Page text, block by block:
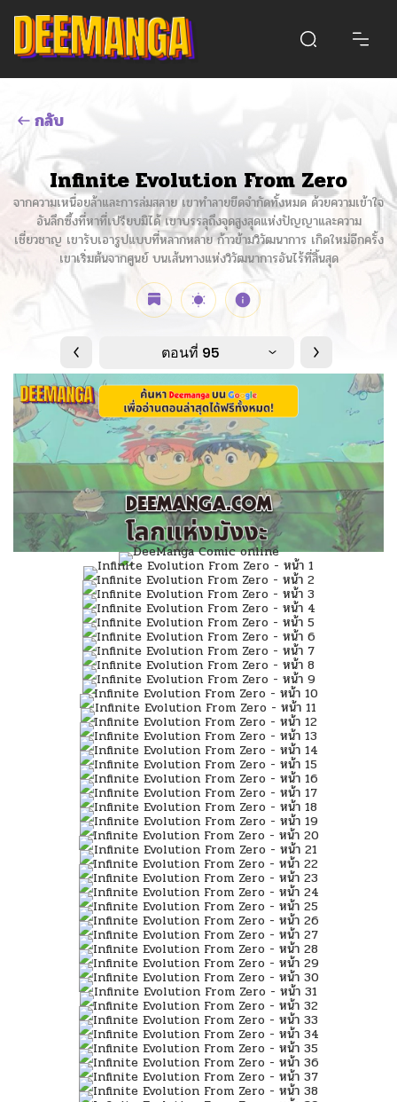
กลับ
Infinite Evolution From Zero
จากความเหนื่อยล้าและการล่มสลาย เขาทำลายขีดจำกัดทั้งหมด ด้วยความเข้าใจ
อันลึกซึ้งที่หาที่เปรียบมิได้ เขาบรรลุถึงจุดสูงสุดแห่งปัญญาและความ
เชี่ยวชาญ เขารับเอารูปแบบที่หลากหลาย ก้าวข้ามวิวัฒนาการ เกิดใหม่อีกครั้ง
เขาเริ่มต้นจากศูนย์ บนเส้นทางแห่งวิวัฒนาการอันไร้ที่สิ้นสุด
ตอนที่ 95